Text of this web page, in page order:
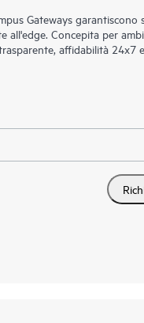
Gateways garantiscono
all'edge. Concepita per
affidabilità 24x7